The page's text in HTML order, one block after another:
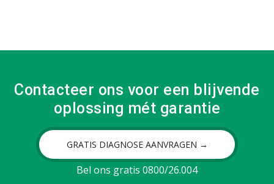
Contacteer ons voor een blijvende
oplossing mét garantie
GRATIS DIAGNOSE AANVRAGEN →
Bel ons gratis 0800/26.004